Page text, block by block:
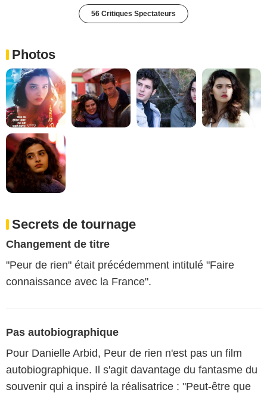
56 Critiques Spectateurs
Photos
Secrets de tournage
Changement de titre
"Peur de rien" était précédemment intitulé "Faire
connaissance avec la France".
Pas autobiographique
Pour Danielle Arbid, Peur de rien n'est pas un film
autobiographique. Il s'agit davantage du fantasme du
souvenir qui a inspiré la réalisatrice : "Peut-être que